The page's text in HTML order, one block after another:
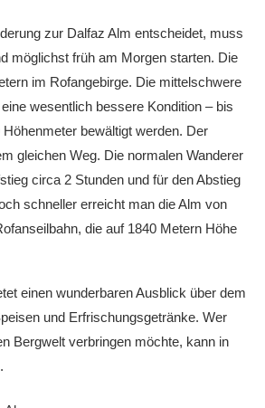
zur Dalfaz Alm entscheidet, muss
möglichst früh am Morgen starten. Die
im Rofangebirge. Die mittelschwere
wesentlich bessere Kondition – bis
bewältigt werden. Der
gleichen Weg. Die normalen Wanderer
circa 2 Stunden und für den Abstieg
schneller erreicht man die Alm von
die auf 1840 Metern Höhe
einen wunderbaren Ausblick über dem
und Erfrischungsgetränke. Wer
Bergwelt verbringen möchte, kann in